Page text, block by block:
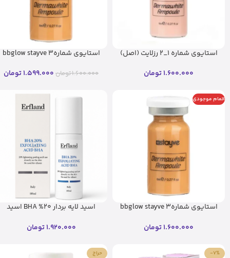
استایوی شماره 1_2 رزلایت (اصل)
1.600.000تومان
استایوی شماره3 bbglow stayve
1.600.000تومان 1.599.000تومان
اتمام موجودی
استایوی شماره3 bbglow stayve
1.600.000تومان
اسید لایه بردار ۲۰% BHA اسید
1.920.000 تومان
-7%
حراج